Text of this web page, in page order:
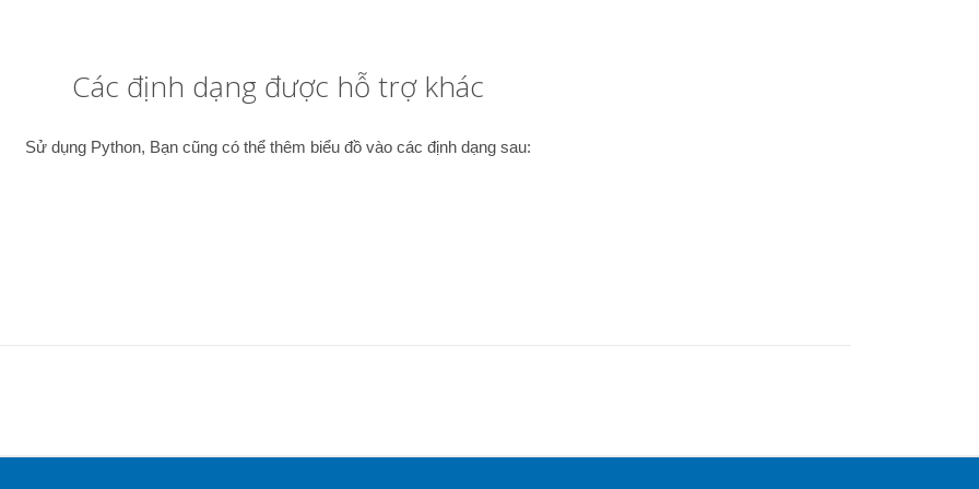
Các định dạng được hỗ trợ khác
Sử dụng Python, Bạn cũng có thể thêm biểu đồ vào các định dạng sau: